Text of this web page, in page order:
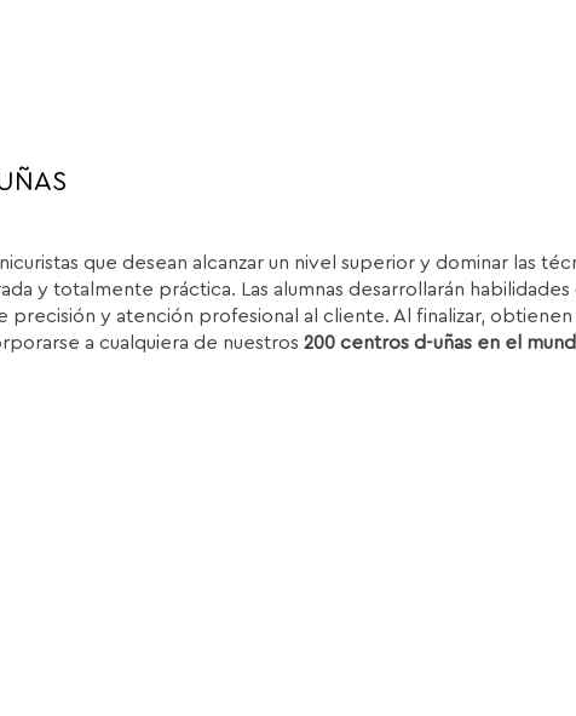
que desean alcanzar un nivel superior y dominar las
y totalmente práctica. Las alumnas desarrollarán
precisión y atención profesional al cliente. Al finalizar,
a cualquiera de nuestros200 centros d-uñas en el